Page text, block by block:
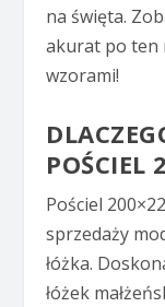
na święta.
akurat po ten
wzorami!
POŚCIEL
Pościel
sprzedaży
łóżka.
łóżek